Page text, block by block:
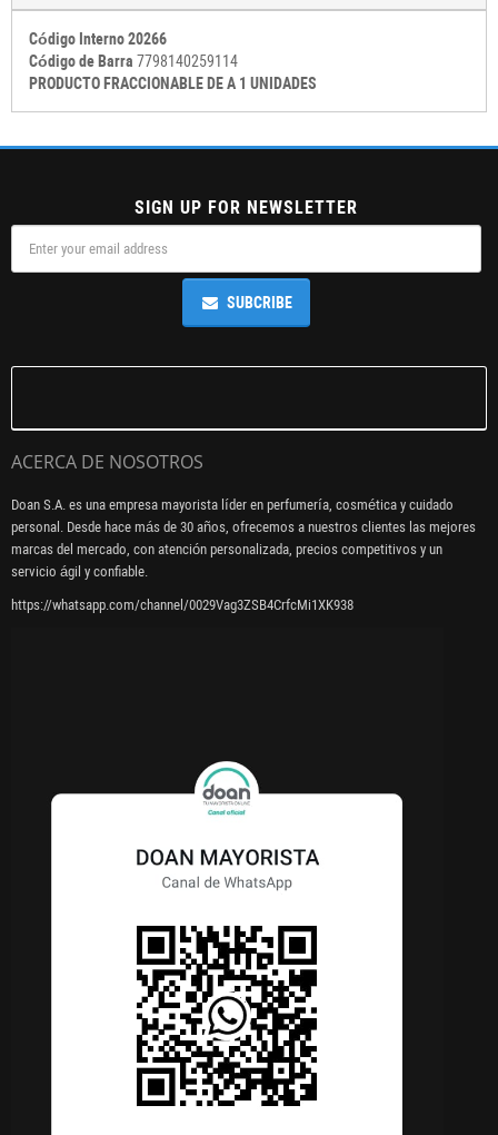
Código Interno 20266
Código de Barra 7798140259114
PRODUCTO FRACCIONABLE DE A 1 UNIDADES
SIGN UP FOR NEWSLETTER
SUBCRIBE
ACERCA DE NOSOTROS
Doan S.A. es una empresa mayorista líder en perfumería, cosmética y cuidado
personal. Desde hace más de 30 años, ofrecemos a nuestros clientes las mejores
marcas del mercado, con atención personalizada, precios competitivos y un
servicio ágil y confiable.
https://whatsapp.com/channel/0029Vag3ZSB4CrfcMi1XK938